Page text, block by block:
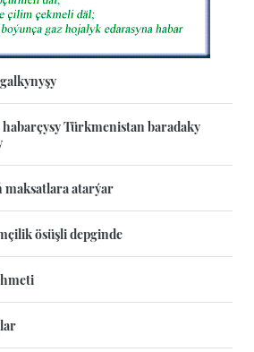
Türkmenistan baradaky
maksatlara atarýar
ösüşli depginde